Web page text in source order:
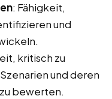
: Fähigkeit,
und
kritisch zu
und deren
bewerten.